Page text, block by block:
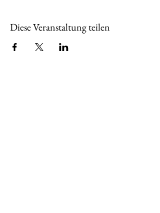
Diese Veranstaltung teilen